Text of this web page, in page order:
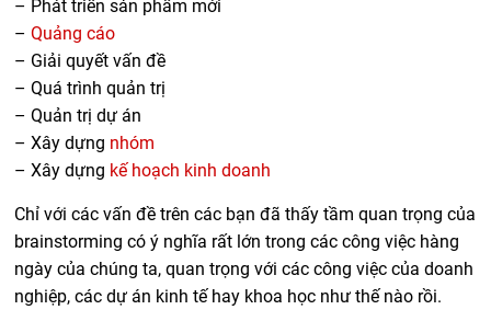
– Phát triển sản phẩm mới
–Quảng cáo
– Giải quyết vấn đề
– Quá trình quản trị
– Quản trị dự án
– Xây dựng nhóm
– Xây dựng kế hoạch kinh doanh
Chỉ với các vấn đề trên các bạn đã thấy tầm quan trọng của
brainstorming có ý nghĩa rất lớn trong các công việc hàng
ngày của chúng ta, quan trọng với các công việc của doanh
nghiệp, các dự án kinh tế hay khoa học như thế nào rồi.